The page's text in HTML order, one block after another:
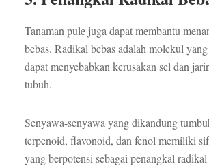
Tanaman pule juga dapat membantu
bebas. Radikal bebas adalah molekul
dapat menyebabkan kerusakan sel dan
tubuh.
Senyawa-senyawa yang dikandung
terpenoid, flavonoid, dan fenol memiliki
yang berpotensi sebagai penangkal